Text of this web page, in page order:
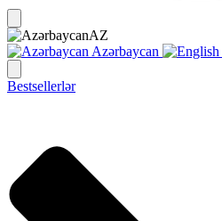
AZ
Azərbaycan
Bestsellerlər